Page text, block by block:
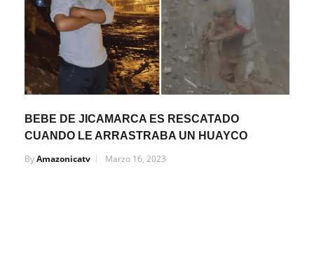
BEBE DE JICAMARCA ES RESCATADO
CUANDO LE ARRASTRABA UN HUAYCO
ByAmazonicatv Marzo 16, 2023